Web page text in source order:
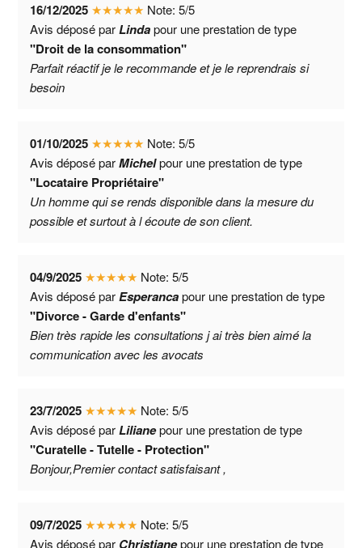
16/12/2025 ★★★★★ Note:5/5
Avis déposé par Lindapour une prestation de type
"Droit de la consommation"
Parfait réactif je le recommande et je le reprendrais si
besoin
01/10/2025 ★★★★★ Note:5/5
Avis déposé parMichelpour une prestation de type
"Locataire Propriétaire"
Un homme qui se rends disponible dans la mesure du
possible et surtout à l écoute de son client.
04/9/2025 ★★★★★ Note:5/5
Avis déposé parEsperancapour une prestation de type
"Divorce - Garde d'enfants"
Bien très rapide les consultations j ai très bien aimé la
communication avec les avocats
23/7/2025 ★★★★★ Note:5/5
Avis déposé par Lilianepour une prestation de type
"Curatelle - Tutelle - Protection"
Bonjour,Premier contact satisfaisant ,
09/7/2025 ★★★★★ Note:5/5
Avis déposé par Christianepour une prestation de type